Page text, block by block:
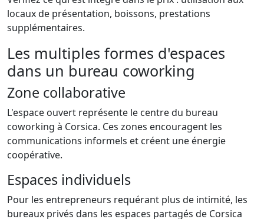
locaux de présentation, boissons, prestations
supplémentaires.
Les multiples formes d'espaces
dans un bureau coworking
Zone collaborative
L'espace ouvert représente le centre du bureau
coworking à Corsica. Ces zones encouragent les
communications informels et créent une énergie
coopérative.
Espaces individuels
Pour les entrepreneurs requérant plus de intimité, les
bureaux privés dans les espaces partagés de Corsica